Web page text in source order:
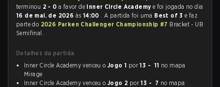
terminou 2 - 0 a favor de Inner Circle Academy e foi jogada no dia
16 de mai. de 2026 às 14:00 . A partida foi uma Best of 3e faz
parte do 2026 Parken Challenger Championship #7 Bracket - UB
Semifinal.
Detalhes da partida
Inner Circle Academy venceu o Jogo 1 por13 - 11 no mapa
Mirage
Inner Circle Academy venceu o Jogo 2 por13 - 7 no mapa